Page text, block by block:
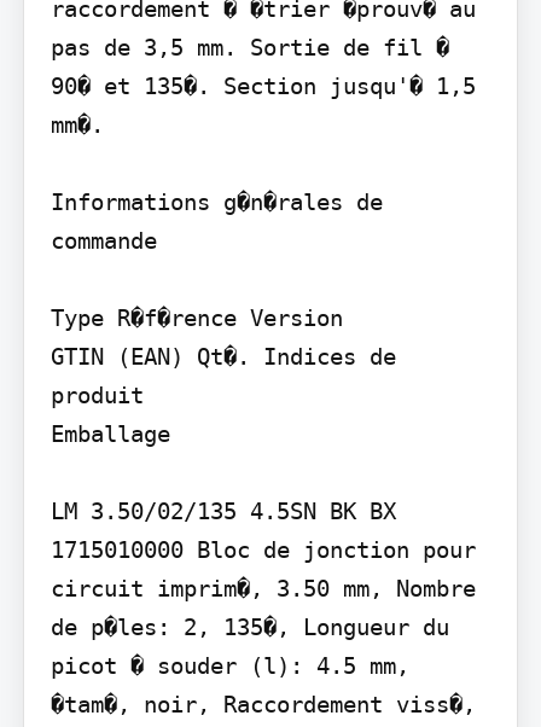
raccordement � �trier �prouv� au
pas de 3,5 mm. Sortie de fil �
90� et 135�. Section jusqu'� 1,5
mm�.
Informations g�n�rales de
commande
Type R�f�rence Version
GTIN (EAN) Qt�. Indices de
produit
Emballage
LM 3.50/02/135 4.5SN BK BX
1715010000 Bloc de jonction pour
circuit imprim�, 3.50 mm, Nombre
de p�les: 2, 135�, Longueur du
picot � souder (l): 4.5 mm,
�tam�, noir, Raccordement viss�,